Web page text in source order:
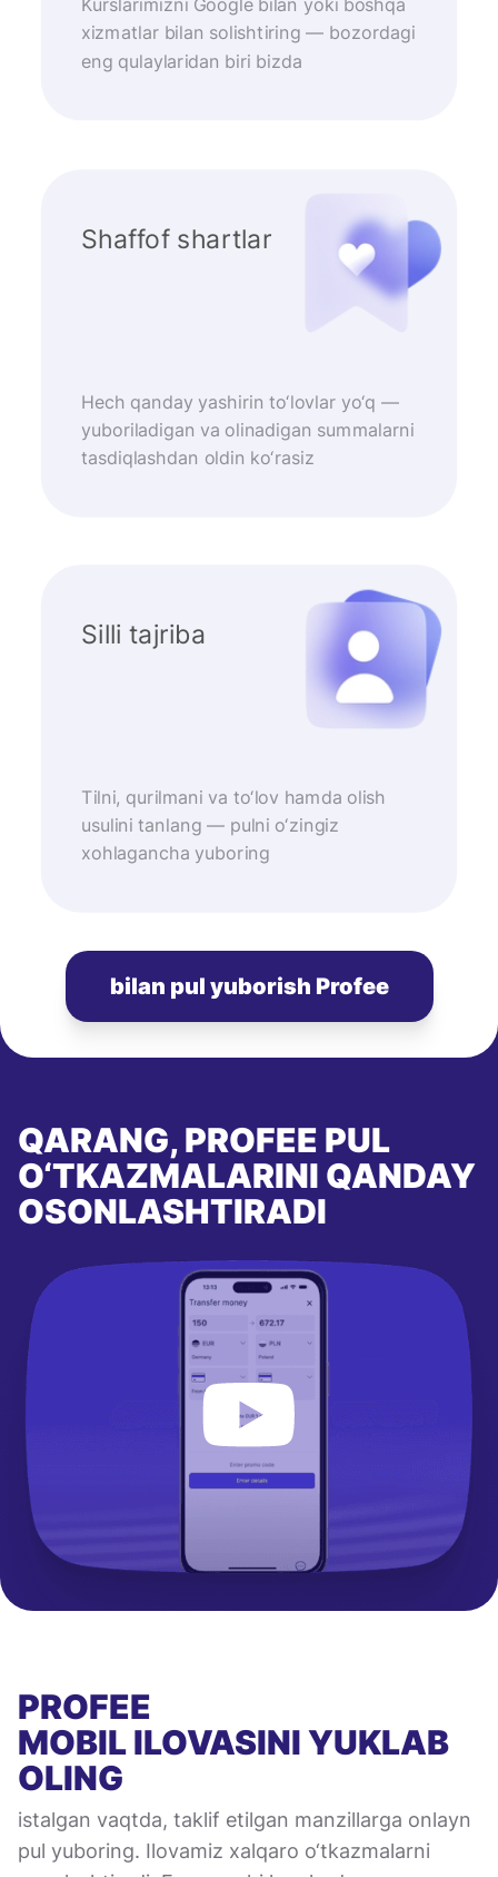
Kurslarimizni Google bilan yoki boshqa
xizmatlar bilan solishtiring — bozordagi
eng qulaylaridan biri bizda
Shaffof shartlar
Hech qanday yashirin to‘lovlar yo‘q —
yuboriladigan va olinadigan summalarni
tasdiqlashdan oldin ko‘rasiz
Silli tajriba
Tilni, qurilmani va to‘lov hamda olish
usulini tanlang — pulni o‘zingiz
xohlagancha yuboring
bilan pul yuborish Profee
QARANG, PROFEE PUL
O‘TKAZMALARINI QANDAY
OSONLASHTIRADI
PROFEE
MOBIL ILOVASINIYUKLAB
OLING
istalgan vaqtda, taklif etilgan manzillarga onlayn
pul yuboring. Ilovamiz xalqaro o‘tkazmalarni